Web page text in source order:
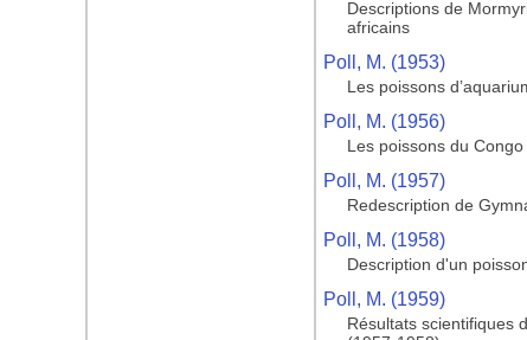
Descriptions de
africains
Poll, M. (1953)
Les poissons
Poll, M. (1956)
Les poissons du
Poll, M. (1957)
Redescription de
Poll, M. (1958)
Description d'un
Poll, M. (1959)
Résultats scientifiques